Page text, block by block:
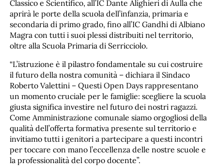
Classico e Scientifico, all’IC Dante Alighieri di Aulla che
aprirà le porte della scuola dell’infanzia, primaria e
secondaria di primo grado, fino all’IC Gandhi di Albiano
Magra con tutti i suoi plessi distribuiti nel territorio,
oltre alla Scuola Primaria di Serricciolo.
“L’istruzione è il pilastro fondamentale su cui costruire
il futuro della nostra comunità – dichiara il Sindaco
Roberto Valettini – Questi Open Days rappresentano
un momento cruciale per le famiglie: scegliere la scuola
giusta significa investire nel futuro dei nostri ragazzi.
Come Amministrazione comunale siamo orgogliosi della
qualità dell’offerta formativa presente sul territorio e
invitiamo tutti i genitori a partecipare a questi incontri
per toccare con mano l’eccellenza delle nostre scuole e
la professionalità del corpo docente”.